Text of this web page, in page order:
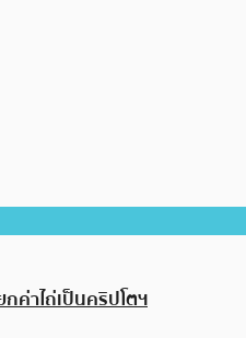
ค่าไถ่เป็นคริปโตฯ